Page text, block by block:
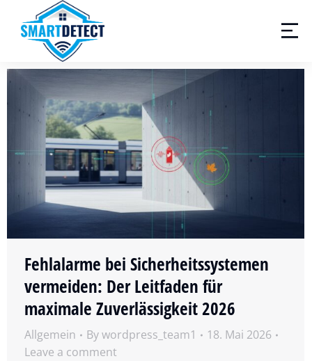
Fehlalarme bei Sicherheitssystemen
vermeiden: Der Leitfaden für
maximale Zuverlässigkeit 2026
Allgemein Bywordpress_team1
18. Mai 2026
Leave a comment